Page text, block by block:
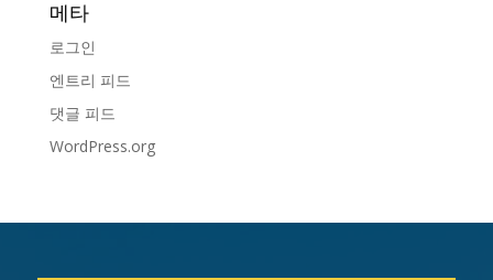
메타
로그인
엔트리 피드
댓글 피드
WordPress.org